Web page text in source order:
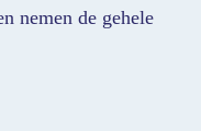
nemen de gehele